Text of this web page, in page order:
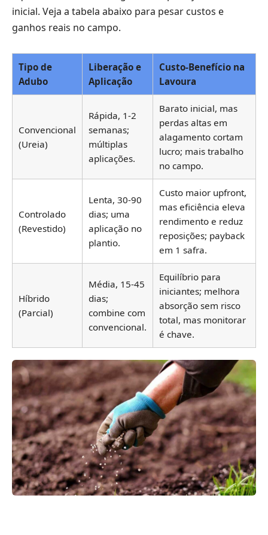
inicial. Veja a tabela abaixo para pesar custos e
ganhos reais no campo.
Tipo de
Adubo
Liberação e
Aplicação
Custo-Benefício na
Lavoura
Convencional
(Ureia)
Rápida, 1-2
semanas;
múltiplas
aplicações.
Barato inicial, mas
perdas altas em
alagamento cortam
lucro; mais trabalho
no campo.
Controlado
(Revestido)
Lenta, 30-90
dias; uma
aplicação no
plantio.
Custo maior upfront,
mas eficiência eleva
rendimento e reduz
reposições; payback
em 1 safra.
Híbrido
(Parcial)
Média, 15-45
dias;
combine com
convencional.
Equilíbrio para
iniciantes; melhora
absorção sem risco
total, mas monitorar
é chave.